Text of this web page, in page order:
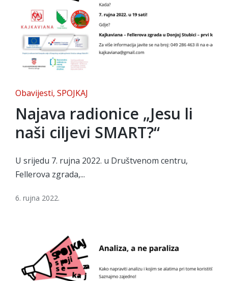
Posted
in
Obavijesti SPOJKAJ
Najava radionice „Jesu li
naši ciljevi SMART?“
U srijedu 7. rujna 2022. u Društvenom centru,
Fellerova zgrada,...
6. rujna 2022.